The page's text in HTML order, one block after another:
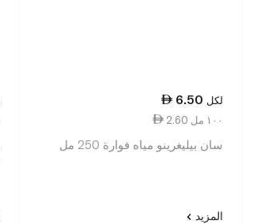
6.50 لكل
2.60 ١٠٠ مل
سان بيليغرينو مياه فوارة 250 مل
المزيد